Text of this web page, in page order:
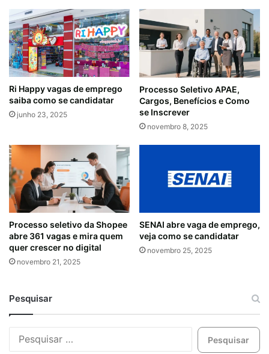
Ri Happy vagas de emprego
saiba como se candidatar
junho 23, 2025
Processo Seletivo APAE,
Cargos, Benefícios e Como
se Inscrever
novembro 8, 2025
Processo seletivo da Shopee
abre 361 vagas e mira quem
quer crescer no digital
novembro 21, 2025
SENAI abre vaga de emprego,
veja como se candidatar
novembro 25, 2025
Pesquisar